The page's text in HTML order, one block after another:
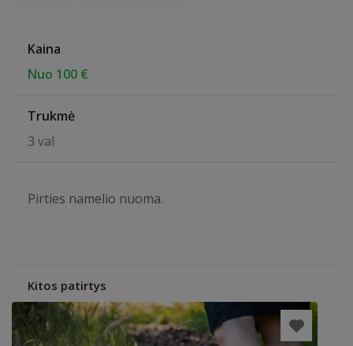
Kaina
Nuo 100 €
Trukmė
3 val
Pirties namelio nuoma.
Kitos patirtys